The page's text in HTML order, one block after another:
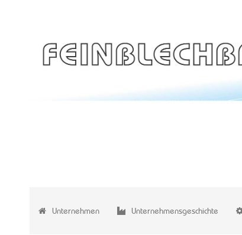
Unternehmen Unternehmensgeschichte